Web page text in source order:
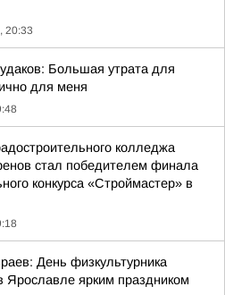
20:33
Большая утрата для
для меня
колледжа
стал победителем финала
конкурса «Строймастер» в
День физкультурника
Ярославле ярким праздником